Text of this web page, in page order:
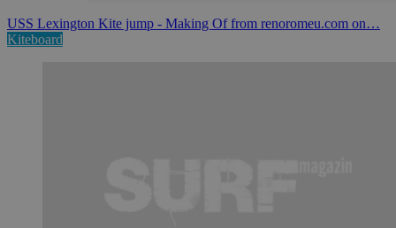
USS Lexington Kite jump - Making Of from renoromeu.com on…
Kiteboard